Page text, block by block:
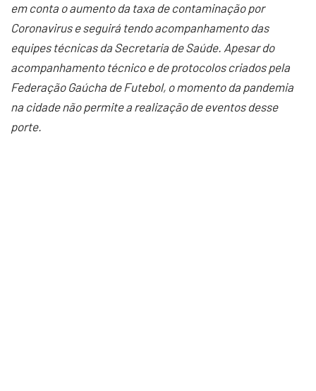
em conta o aumento da taxa de contaminação por
Coronavirus e seguirá tendo acompanhamento das
equipes técnicas da Secretaria de Saúde. Apesar do
acompanhamento técnico e de protocolos criados pela
Federação Gaúcha de Futebol, o momento da pandemia
na cidade não permite a realização de eventos desse
porte.